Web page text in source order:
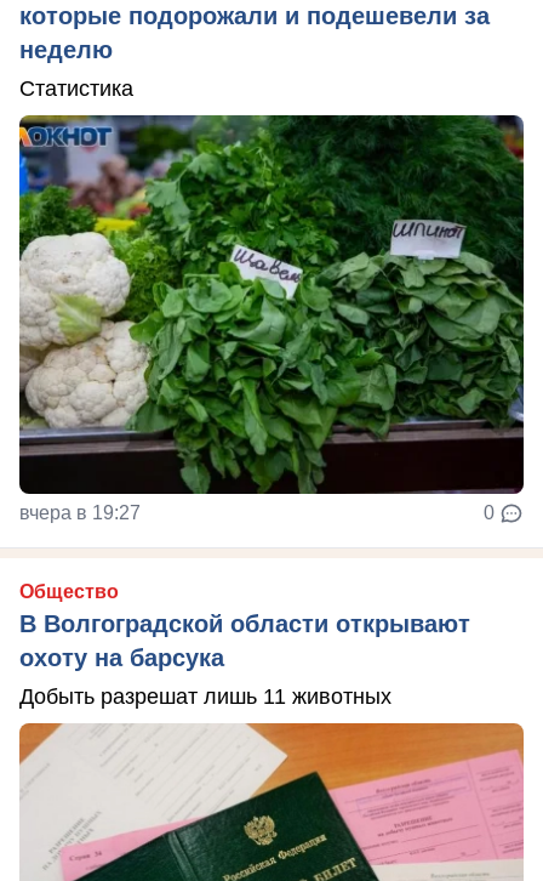
которые подорожали и подешевели за
неделю
Статистика
вчера в 19:27 0
Общество
В Волгоградской области открывают
охоту на барсука
Добыть разрешат лишь 11 животных